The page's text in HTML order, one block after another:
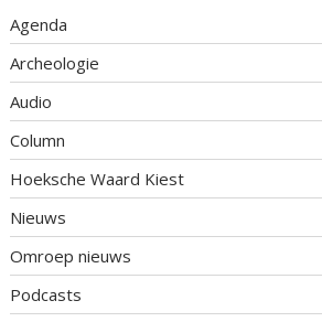
Agenda
Archeologie
Audio
Column
Hoeksche Waard Kiest
Nieuws
Omroep nieuws
Podcasts